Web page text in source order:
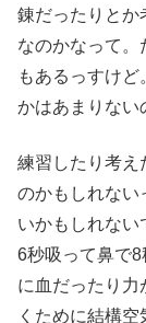
錬だったりとか
なのかなって。
もあるっすけ
かはあまりない
練習したり考え
のかもしれない
いかもしれな
6秒吸って鼻で
に血だったり力
くために結構